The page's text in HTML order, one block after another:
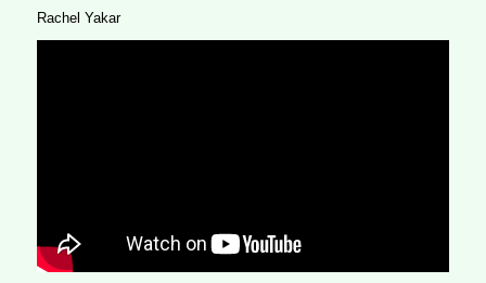
Rachel Yakar